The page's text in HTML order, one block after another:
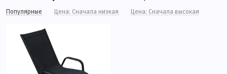
Популярные Цена: Сначала низкая Цена: Сначала высокая